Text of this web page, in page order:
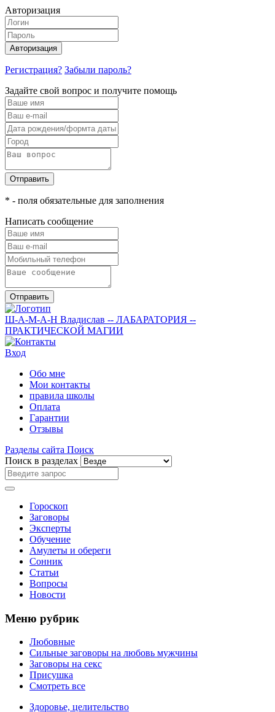
Авторизация
Авторизация
Регистрация? Забыли пароль?
Задайте свой вопрос и получите помощь
Отправить
* - поля обязательные для заполнения
Написать сообщение
Отправить
Ш-А-М-А-Н Владислав -- ЛАБАРАТОРИЯ --
ПРАКТИЧЕСКОЙ МАГИИ
Вход
Обо мне
Мои контакты
правила школы
Оплата
Гарантии
Отзывы
Разделы сайта Поиск
Поиск в разделах
Гороскоп
Заговоры
Эксперты
Обучение
Амулеты и обереги
Сонник
Статьи
Вопросы
Новости
Меню рубрик
Любовные
Сильные заговоры на любовь мужчины
Заговоры на секс
Присушка
Смотреть все
Здоровье, целительство